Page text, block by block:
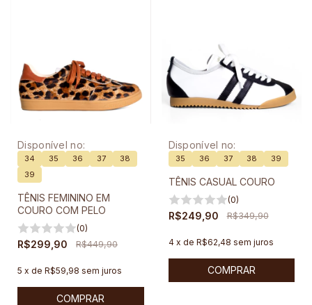
Disponível no:
34 35 36 37
38
39
TÊNIS FEMININO EM
COURO COM PELO
(0)
R$299,90 R$449,90
5 x de R$59,98 sem juros
COMPRAR
Disponível no:
35 36 37 38 39
TÊNIS CASUAL COURO
(0)
R$249,90 R$349,90
4 x de R$62,48 sem juros
COMPRAR